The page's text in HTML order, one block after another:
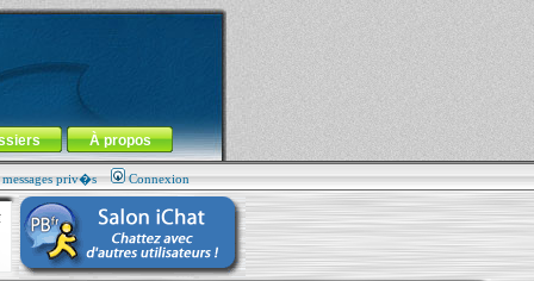
À propos
priv�s Connexion